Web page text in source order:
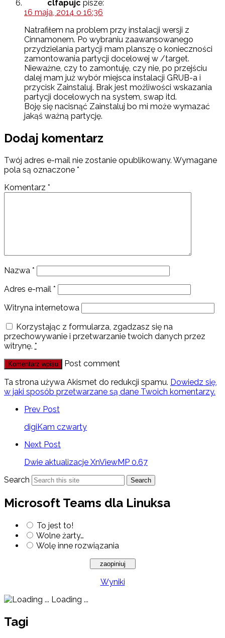
clfapujc pisze:
16 maja, 2014 o 16:36
Natrafiłem na problem przy instalacji wersji z
Cinnamonem. Po wybraniu zaawansowanego
przydzielania partycji mam planszę o konieczności
zamontowania partycji docelowej w /target.
Nieważne, czy to zamontuję, czy nie, po przejściu
dalej mam już wybór miejsca instalacji GRUB-a i
przycisk Zainstaluj. Brak jest możliwości wskazania
partycji docelowych na system, swap itd.
Boję się nacisnąć Zainstaluj bo mi może wymazać
jakąś ważną partycję.
Dodaj komentarz
Twój adres e-mail nie zostanie opublikowany. Wymagane
pola są oznaczone *
Komentarz *
Nazwa *
Adres e-mail *
Witryna internetowa
Korzystając z formularza, zgadzasz się na
przechowywanie i przetwarzanie twoich danych przez
witrynę. *
Post comment
Ta strona używa Akismet do redukcji spamu. Dowiedz się,
w jaki sposób przetwarzane są dane Twoich komentarzy.
Prev Post
digiKam czwarty
Next Post
Dwie aktualizacje XnViewMP 0.67
Search
Search
Microsoft Teams dla Linuksa
To jest to!
Wolne żarty…
Wolę inne rozwiązania
Wyniki
Loading ...
Tagi